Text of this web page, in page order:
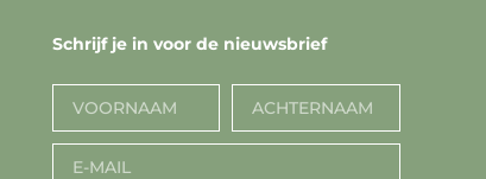
Schrijf je in voor de nieuwsbrief